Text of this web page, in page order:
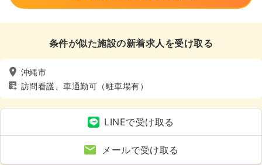
条件が似た施設の新着求人を受け取る
沖縄市
訪問看護、車通勤可（駐車場有）
LINEで受け取る
メールで受け取る